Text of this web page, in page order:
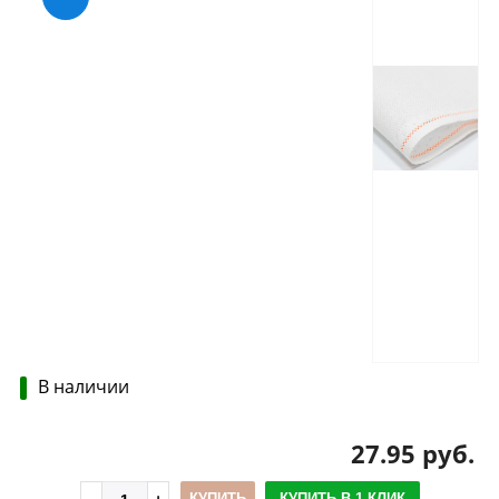
В наличии
27.95 руб.